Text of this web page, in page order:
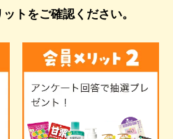
トをご確認ください。